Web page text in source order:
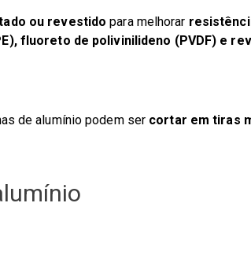
ou revestido para melhorar
fluoreto de polivinilideno (PVDF) e
de alumínio podem ser cortar em tiras